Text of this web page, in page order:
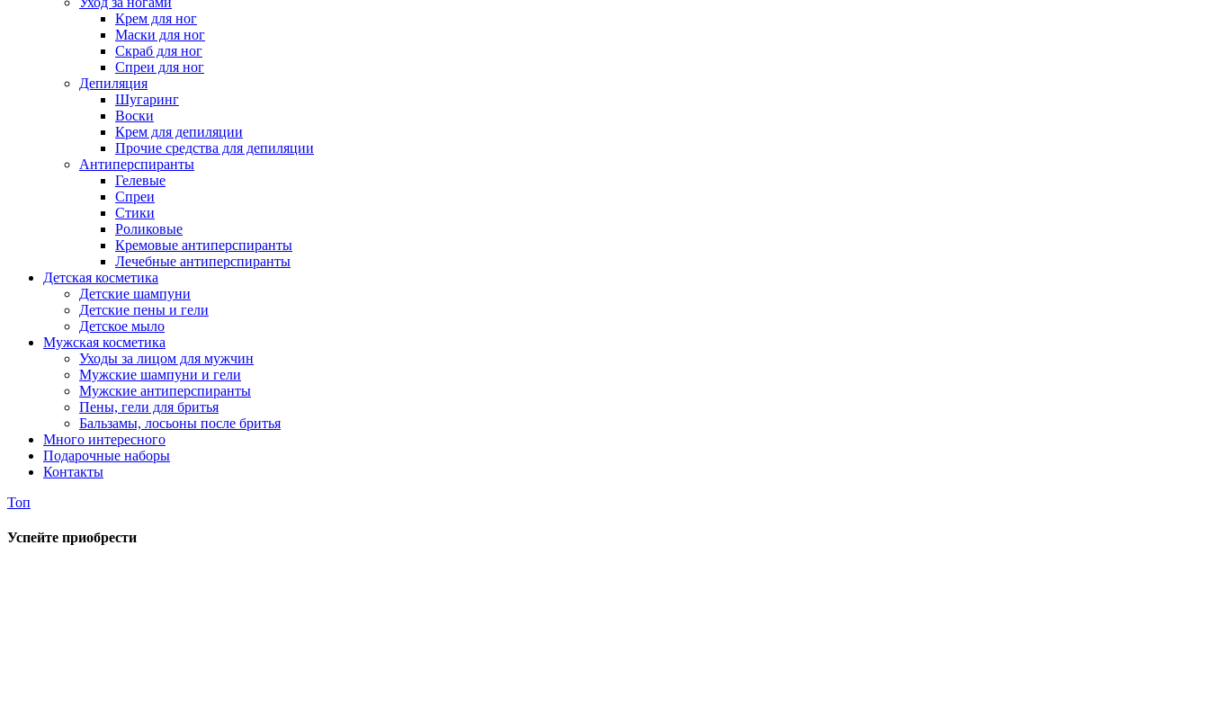
Крем для ног
Маски для ног
Скраб для ног
Спреи для ног
Депиляция
Шугаринг
Воски
Крем для депиляции
Прочие средства для депиляции
Антиперспиранты
Гелевые
Спреи
Стики
Роликовые
Кремовые антиперспиранты
Лечебные антиперспиранты
Детская косметика
Детские шампуни
Детские пены и гели
Детское мыло
Мужская косметика
Уходы за лицом для мужчин
Мужские шампуни и гели
Мужские антиперспиранты
Пены, гели для бритья
Бальзамы, лосьоны после бритья
Много интересного
Подарочные наборы
Контакты
Топ
Успейте приобрести